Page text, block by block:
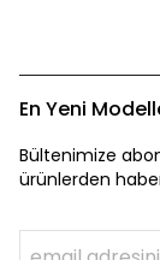
En Yeni
Bültenimize
ürünlerden